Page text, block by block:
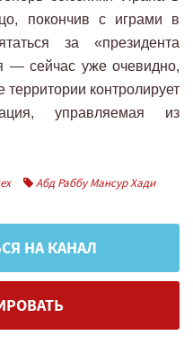
покончив с играми в
за «президента
— сейчас уже очевидно,
территории контролирует
управляемая из
Абд Раббу Мансур Хади
НА КАНАЛ